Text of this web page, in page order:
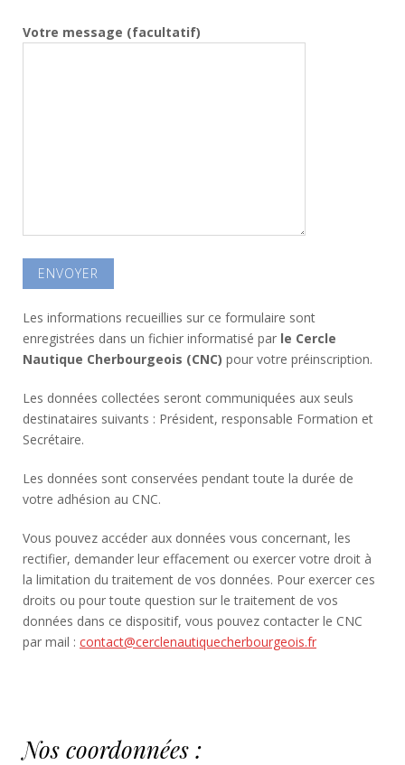
Votre message (facultatif)
Les informations recueillies sur ce formulaire sont
enregistrées dans un fichier informatisé par le Cercle
Nautique Cherbourgeois (CNC) pour votre préinscription.
Les données collectées seront communiquées aux seuls
destinataires suivants : Président, responsable Formation et
Secrétaire.
Les données sont conservées pendant toute la durée de
votre adhésion au CNC.
Vous pouvez accéder aux données vous concernant, les
rectifier, demander leur effacement ou exercer votre droit à
la limitation du traitement de vos données. Pour exercer ces
droits ou pour toute question sur le traitement de vos
données dans ce dispositif, vous pouvez contacter le CNC
par mail : contact@cerclenautiquecherbourgeois.fr
Nos coordonnées :